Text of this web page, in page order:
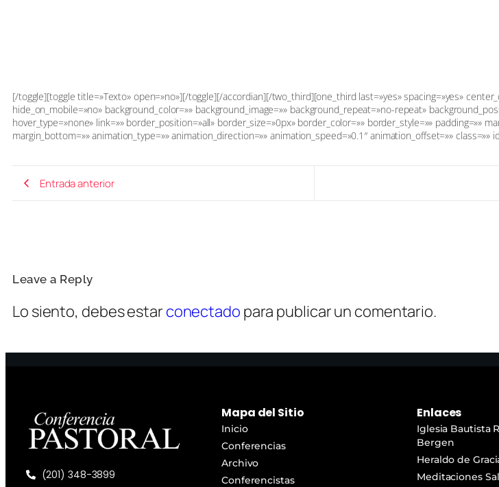
[/toggle][toggle title=»Texto» open=»no»][/toggle][/accordian][/two_third][one_third last=»yes» spacing=»yes»
hide_on_mobile=»no» background_color=»» background_image=»» background_repeat=»no-repeat»
hover_type=»none» link=»» border_position=»all» border_size=»0px» border_color=»» border_style=»» padding=»»
margin_bottom=»» animation_type=»» animation_direction=»» animation_speed=»0.1″ animation_offset=»» class=»»
Entrada anterior
Leave a Reply
Lo siento, debes estar conectado para publicar un comentario.
(201) 348-3899
Mapa del Sitio
Inicio
Conferencias
Archivo
Conferencistas
Enlaces
Iglesia Bautista
Bergen
Heraldo de
Meditaciones